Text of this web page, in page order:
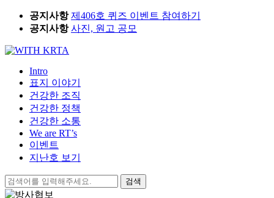
Skip
content
공지사항 제406호 퀴즈 이벤트 참여하기
공지사항 사진, 원고 공모
Intro
표지 이야기
건강한 조직
건강한 정책
건강한 소통
We are RT’s
이벤트
지난호 보기
검
색: